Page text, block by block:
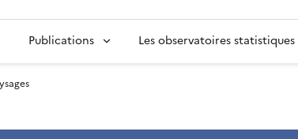
Publications Les observatoires statistiques